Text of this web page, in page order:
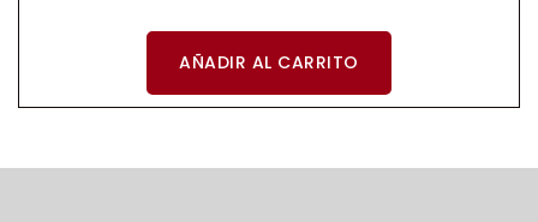
AÑADIR AL CARRITO